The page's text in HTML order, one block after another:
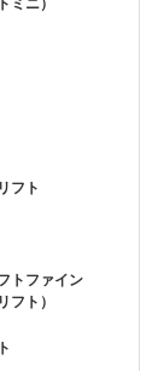
フト
トファイン
フト）